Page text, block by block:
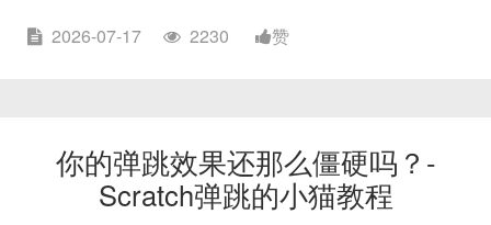
2026-07-17 2230 赞
你的弹跳效果还那么僵硬吗？-
Scratch弹跳的小猫教程